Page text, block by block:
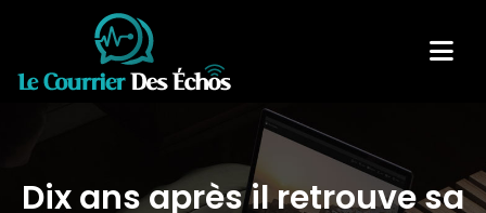
Dix ans après il retrouve sa